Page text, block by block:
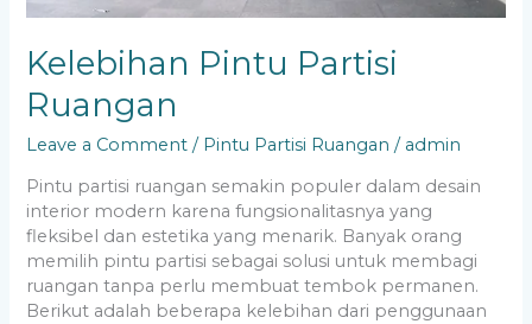
Kelebihan Pintu Partisi
Ruangan
Leave a Comment / Pintu Partisi Ruangan / admin
Pintu partisi ruangan semakin populer dalam desain
interior modern karena fungsionalitasnya yang
fleksibel dan estetika yang menarik. Banyak orang
memilih pintu partisi sebagai solusi untuk membagi
ruangan tanpa perlu membuat tembok permanen.
Berikut adalah beberapa kelebihan dari penggunaan